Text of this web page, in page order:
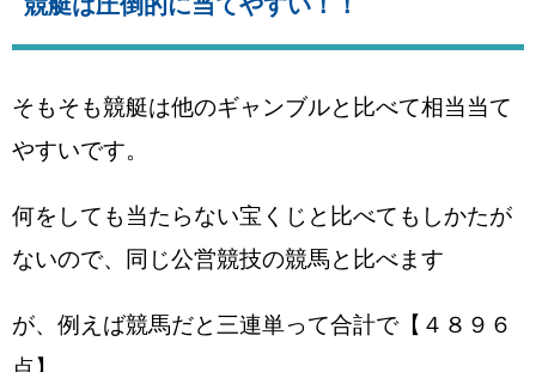
そもそも競艇は他のギャンブルと比べて相当当て
やすいです。
何をしても当たらない宝くじと比べてもしかたが
ないので、同じ公営競技の競馬と比べます
が、例えば競馬だと三連単って合計で【４８９６